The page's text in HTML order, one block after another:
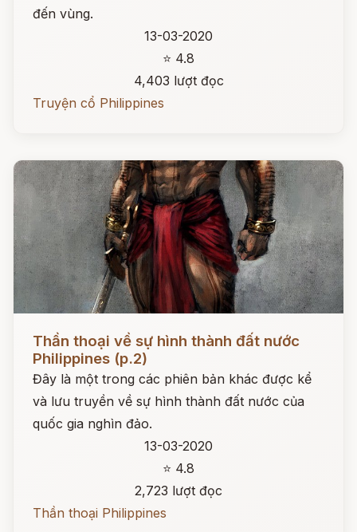
đến vùng.
13-03-2020
⭐ 4.8
4,403 lượt đọc
Truyện cổ Philippines
Đọc ngay
Thần thoại về sự hình thành đất nước
Philippines (p.2)
Đây là một trong các phiên bản khác được kể
và lưu truyền về sự hình thành đất nước của
quốc gia nghìn đảo.
13-03-2020
⭐ 4.8
2,723 lượt đọc
Thần thoại Philippines